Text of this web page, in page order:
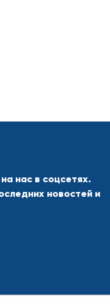
нас в соцсетях.
новостей и